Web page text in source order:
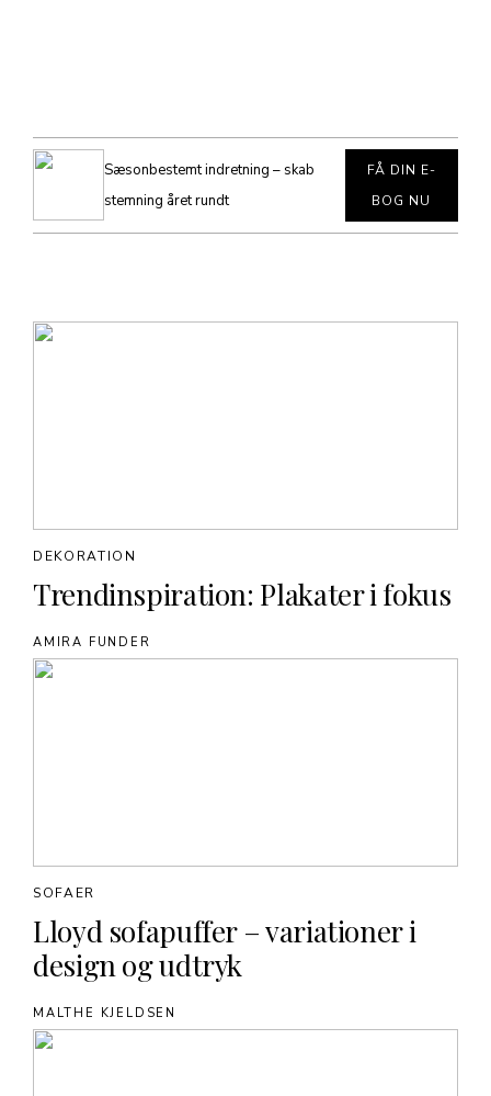
Sæsonbestemt indretning – skab
stemning året rundt
FÅ DIN E-
BOG NU
Trendinspiration: Plakater i fokus
DEKORATION
AMIRA FUNDER
Lloyd sofapuffer – variationer i
design og udtryk
SOFAER
MALTHE KJELDSEN